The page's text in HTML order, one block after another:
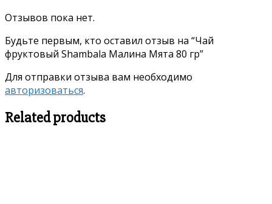
Отзывов пока нет.
Будьте первым, кто оставил отзыв на “Чай
фруктовый Shambala Малина Мята 80 гр”
Для отправки отзыва вам необходимо
авторизоваться.
Related products